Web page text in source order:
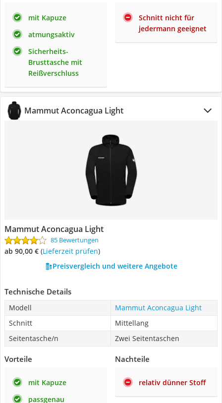
mit Kapuze
atmungsaktiv
Sicherheits-
Brusttasche mit
Reißverschluss
Schnitt nicht für
jedermann geeignet
Mammut Aconcagua Light
Mammut Aconcagua Light
85 Bewertungen
ab 90,00 € (Lieferzeit prüfen)
Preisvergleich und weitere Angebote
Technische Details
Modell
Mammut Aconcagua Light
Schnitt
Mittellang
Seitentasche/n
Zwei Seitentaschen
Vorteile
mit Kapuze
passgenau
Nachteile
relativ dünner Stoff